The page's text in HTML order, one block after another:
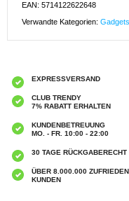
EAN: 5714122622648
Verwandte Kategorien: Gadgets
EXPRESSVERSAND
CLUB TRENDY
7% RABATT ERHALTEN
KUNDENBETREUUNG
MO. - FR. 10:00 - 22:00
30 TAGE RÜCKGABERECHT
ÜBER 8.000.000
KUNDEN